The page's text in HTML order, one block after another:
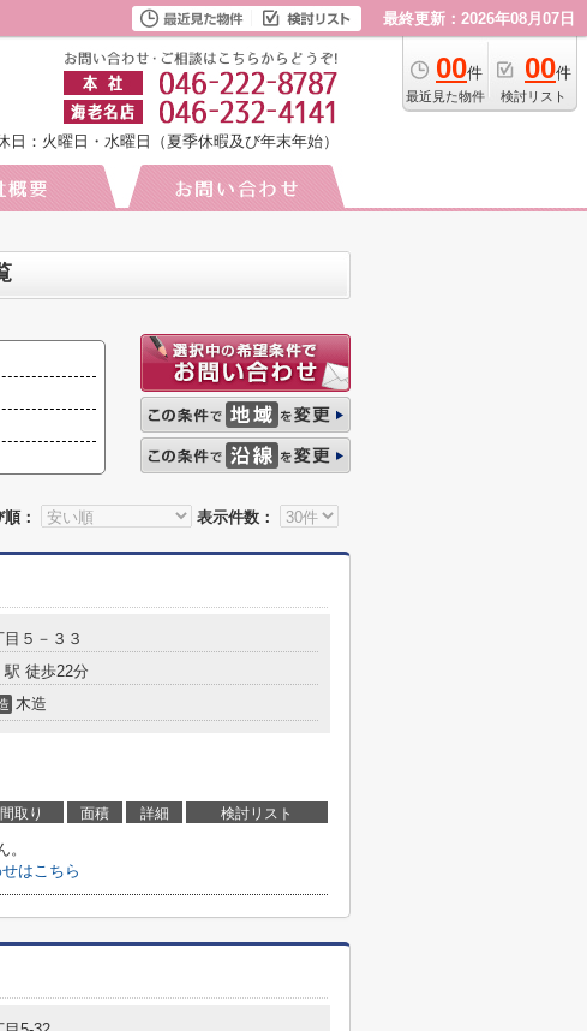
最終更新：2026年08月07日
00件
最近見た物件
00件
検討リスト
日：火曜日・水曜日（夏季休暇及び年末年始）
： 表示件数：
目５－３３
駅 徒歩22分
木造
間取り 面積 詳細 検討リスト
はこちら